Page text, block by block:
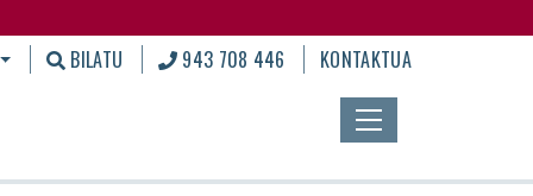
BILATU 943 708 446 KONTAKTUA